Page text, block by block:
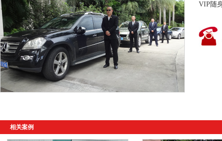
VIP随
相关案例